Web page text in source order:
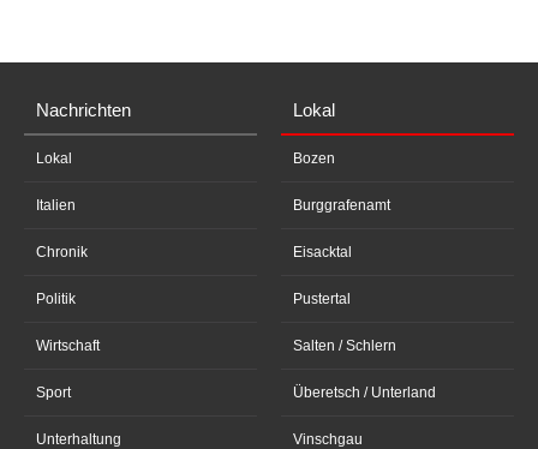
Nachrichten
Lokal
Italien
Chronik
Politik
Wirtschaft
Sport
Unterhaltung
Lokal
Bozen
Burggrafenamt
Eisacktal
Pustertal
Salten / Schlern
Überetsch / Unterland
Vinschgau